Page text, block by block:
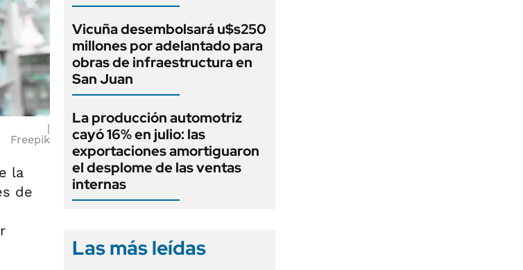
Freepik
la
de
Vicuña desembolsará u$s250
millones por adelantado para
obras de infraestructura en
San Juan
La producción automotriz
cayó 16% en julio: las
exportaciones amortiguaron
el desplome de las ventas
internas
Las más leídas